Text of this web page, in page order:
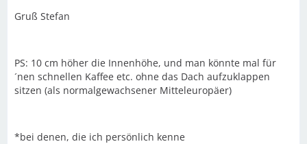
Gruß Stefan
PS: 10 cm höher die Innenhöhe, und man könnte mal für
´nen schnellen Kaffee etc. ohne das Dach aufzuklappen
sitzen (als normalgewachsener Mitteleuropäer)
*bei denen, die ich persönlich kenne